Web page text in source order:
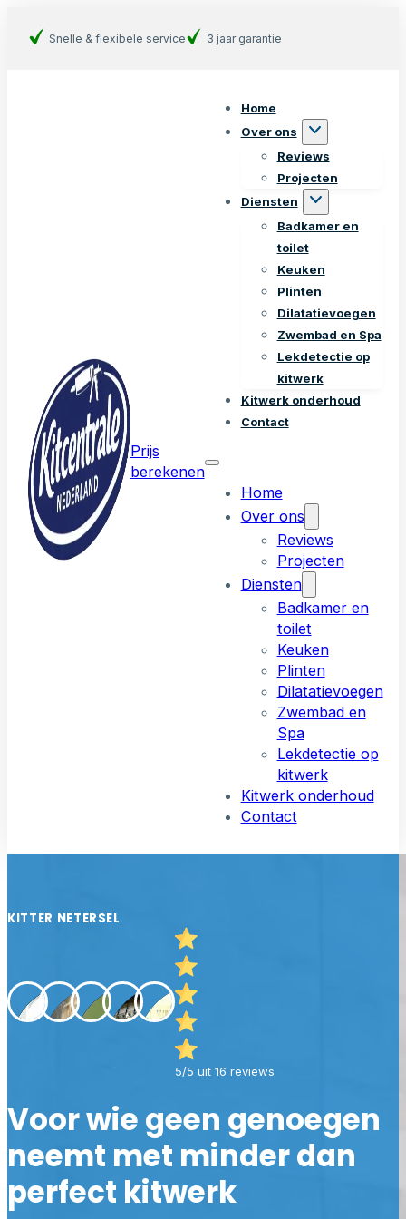
Snelle & flexibele service 3 jaar garantie
Home
Over ons
Reviews
Projecten
Diensten
Badkamer en
toilet
Keuken
Plinten
Dilatatievoegen
Zwembad en Spa
Lekdetectie op
kitwerk
Kitwerk onderhoud
Contact
Home
Over ons
Reviews
Projecten
Diensten
Badkamer en
toilet
Keuken
Plinten
Dilatatievoegen
Zwembad en
Spa
Lekdetectie op
kitwerk
Kitwerk onderhoud
Contact
Prijs
berekenen
KITTER NETERSEL
5/5 uit 16 reviews
Voor wie geen genoegen
neemt met minder dan
perfect kitwerk